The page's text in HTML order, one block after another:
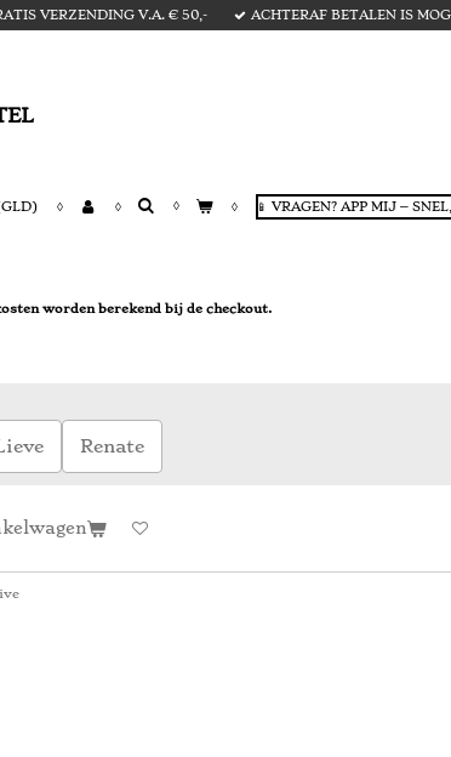
VERZENDING V.A. € 50,- ACHTERAF BETALEN IS
📱 VRAGEN? APP MIJ –
worden berekend bij de checkout.
Renate